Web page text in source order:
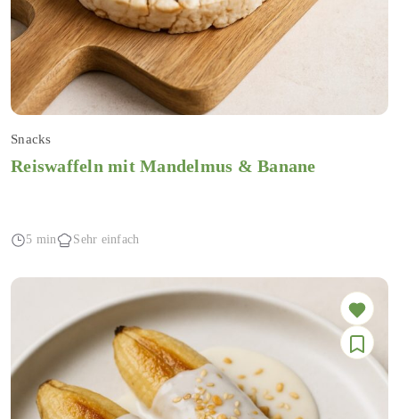
Snacks
Reiswaffeln mit Mandelmus & Banane
5 min Sehr einfach